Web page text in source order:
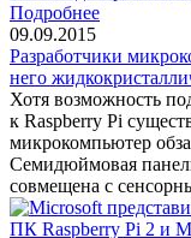
Подробнее
09.09.2015
Разработчики
него
Хотя возможность
к Raspberry Pi
микрокомпьютер
Семидюймовая
совмещена с